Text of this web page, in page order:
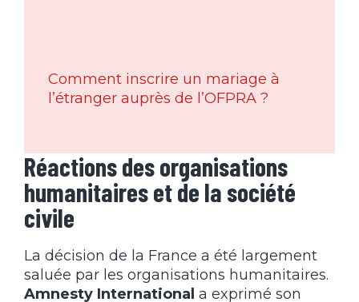
Comment inscrire un mariage à
l’étranger auprès de l’OFPRA ?
Réactions des organisations
humanitaires et de la société
civile
La décision de la France a été largement
saluée par les organisations humanitaires.
Amnesty International a exprimé son